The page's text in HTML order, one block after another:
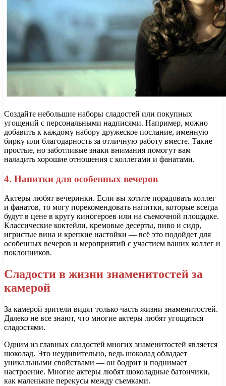
Создайте небольшие наборы сладостей или покупных
угощений с персональными надписями. Например, можно
добавить к каждому набору дружеское послание, именную
бирку или благодарность за отличную работу вместе. Такие
простые, но заботливые знаки внимания помогут вам
наладить хорошие отношения с коллегами и фанатами.
4. Напитки для особенных вечеров
Актеры любят вечеринки. Если вы хотите порадовать коллег
и фанатов, то могу порекомендовать напитки, которые всегда
будут в цене в кругу киногероев или на съемочной площадке.
Классические коктейли, кремовые десерты, пиво и сидр,
игристые вина и крепкие настойки — всё это подойдет для
особенных вечеров и мероприятий с участием ваших коллег и
поклонников.
Сладости в жизни знаменитостей за
камерой
За камерой зрители видят только часть жизни знаменитостей.
Далеко не все знают, что многие актеры любят угощаться
сладостями.
Одним из главных сладостей многих знаменитостей является
шоколад. Это неудивительно, ведь шоколад обладает
уникальными свойствами — он бодрит и поднимает
настроение. Многие актеры любят шоколадные батончики,
как маленькие перекусы между съемками.